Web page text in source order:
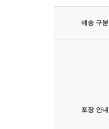
배송 구분
포장 안내